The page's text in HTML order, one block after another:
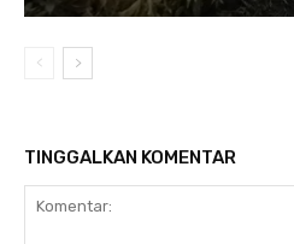
TINGGALKAN KOMENTAR